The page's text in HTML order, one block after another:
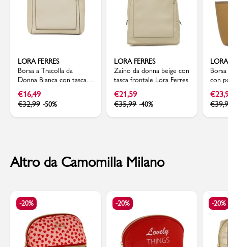
LORA FERRES
Borsa a Tracolla da
Donna Bianca con tasca
Lora Ferres
€16,49
€32,99 -50%
LORA FERRES
Zaino da donna beige con
tasca frontale Lora Ferres
€21,59
€35,99 -40%
con
€
€
Altro da Camomilla Milano
-20% -20% -20%